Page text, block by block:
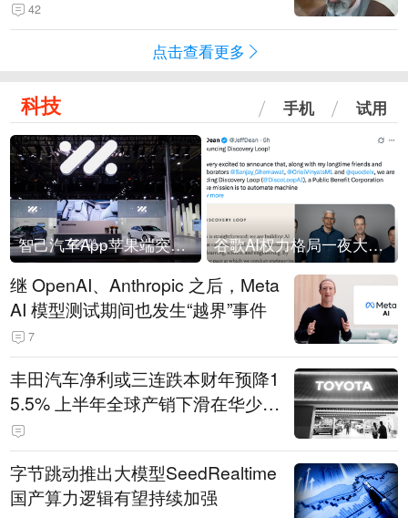
42
点击查看更多
科技 手机 试用
智己汽车App苹果端突然“下架” 谷歌AI权力格局一夜大洗牌
继 OpenAI、Anthropic 之后，Meta
AI 模型测试期间也发生“越界”事件
7
丰田汽车净利或三连跌本财年预降1
5.5% 上半年全球产销下滑在华少卖
14.3万辆
字节跳动推出大模型SeedRealtime
国产算力逻辑有望持续加强